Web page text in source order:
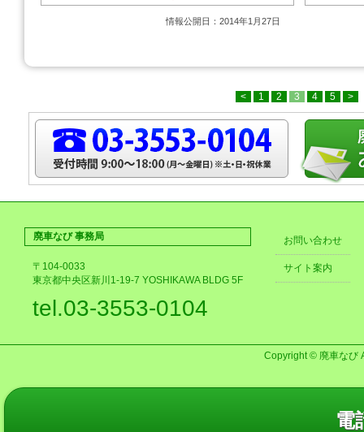
情報公開日：2014年1月27日
< 1 2 3 4 5 >
廃車なび 事務局
〒104-0033
東京都中央区新川1-19-7 YOSHIKAWA BLDG 5F
tel.03-3553-0104
お問い合わせ
サイト案内
Copyright © 廃車なび
電